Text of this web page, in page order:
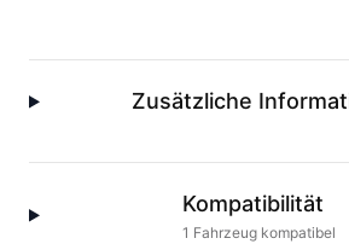
Zusätzliche
Kompatibilität
1 Fahrzeugkompatibel